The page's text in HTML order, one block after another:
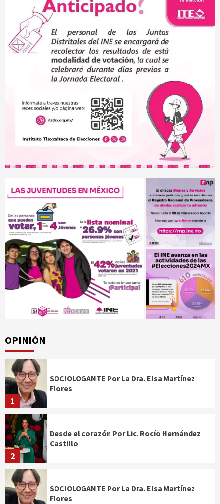
OPINIÓN
1
SOCIOLOGANTE Por La Dra. Elsa Martínez
Flores
2
Desde el corazón Por Lic. Rocío Hernández
Castillo
SOCIOLOGANTE Por La Dra. Elsa Martínez
Flores